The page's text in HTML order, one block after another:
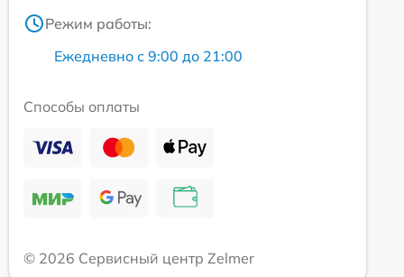
Режим работы:
Ежедневно с 9:00 до 21:00
Способы оплаты
© 2026 Сервисный центр Zelmer